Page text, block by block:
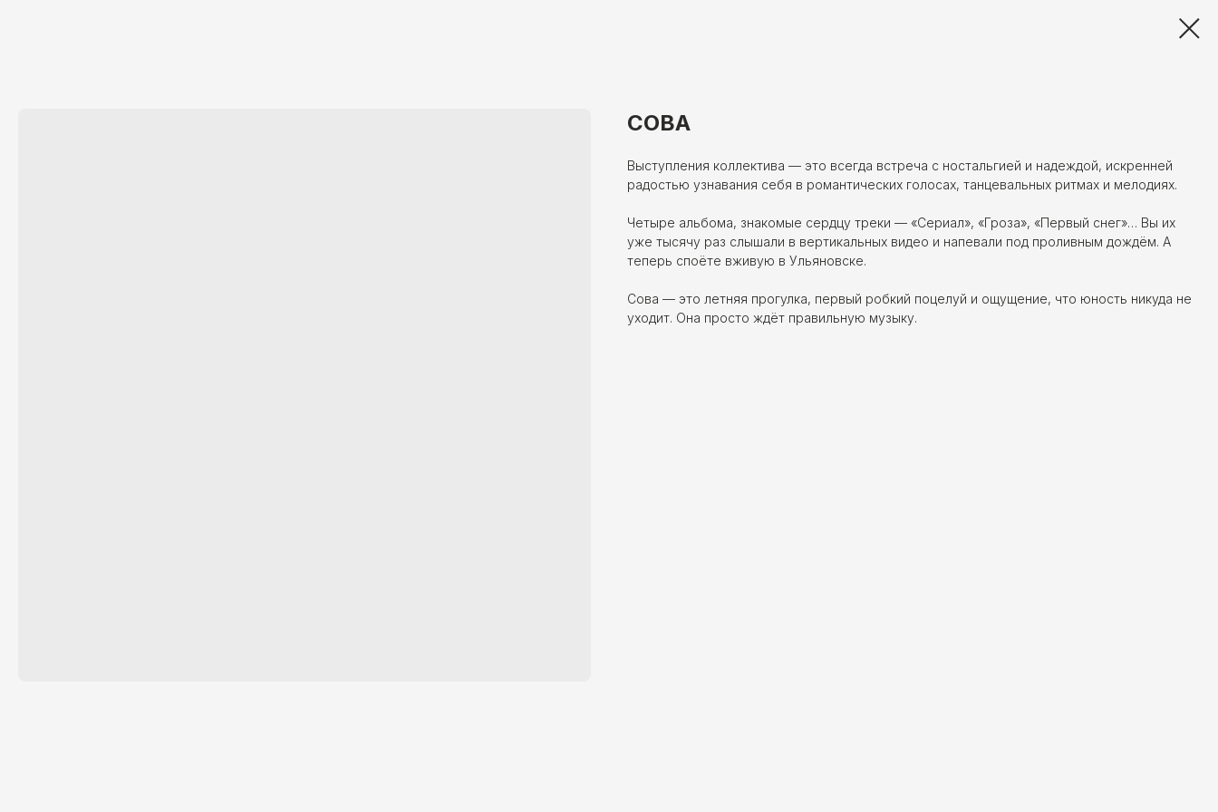
СОВА
Выступления коллектива — это всегда встреча с ностальгией и надеждой, искренней
радостью узнавания себя в романтических голосах, танцевальных ритмах и мелодиях.
Четыре альбома, знакомые сердцу треки — «Сериал», «Гроза», «Первый снег»… Вы их
уже тысячу раз слышали в вертикальных видео и напевали под проливным дождём. А
теперь споёте вживую в Ульяновске.
Сова — это летняя прогулка, первый робкий поцелуй и ощущение, что юность никуда не
уходит. Она просто ждёт правильную музыку.